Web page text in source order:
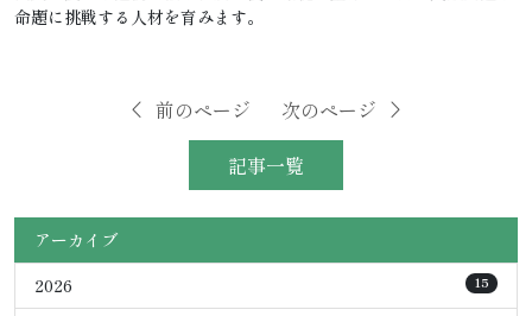
命題に挑戦する人材を育みます。
前のページ
記事一覧
次のページ
アーカイブ
2026
15